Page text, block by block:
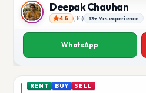
Deepak Chauhan
Deepak Chauhan
4.6 (36) 13+ Yrs experience
WhatsApp
RENT BUY SELL